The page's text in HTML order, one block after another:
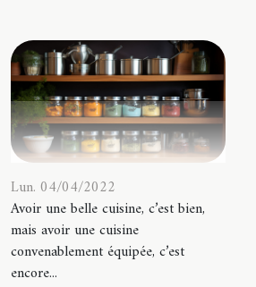
Lun. 04/04/2022
Avoir une belle cuisine, c’est bien,
mais avoir une cuisine
convenablement équipée, c’est
encore...